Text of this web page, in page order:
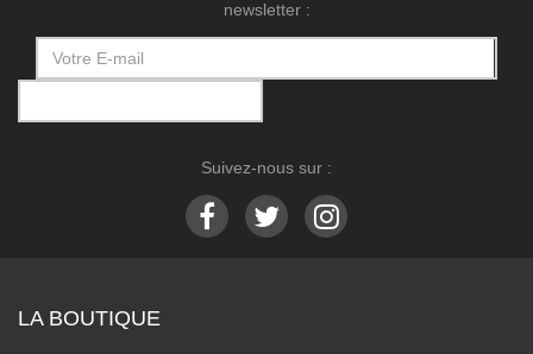
newsletter :
Suivez-nous sur :
LA BOUTIQUE